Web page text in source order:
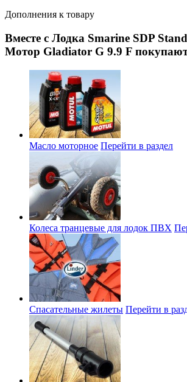
Дополнения к товару
Вместе с Лодка Smarine SDP
Мотор Gladiator G 9.9 F
Масло моторное Перейти в раздел
Колеса транцевые для лодок ПВХ
Спасательные жилеты Перейти в